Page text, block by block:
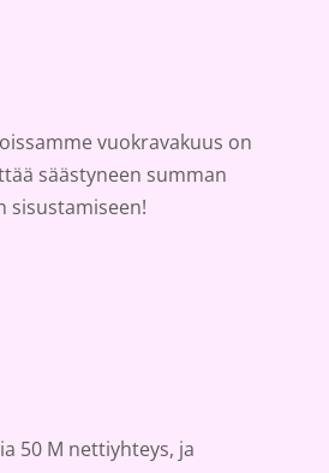
vuokravakuus on
säästyneen summan
sisustamiseen!
50 M nettiyhteys, ja